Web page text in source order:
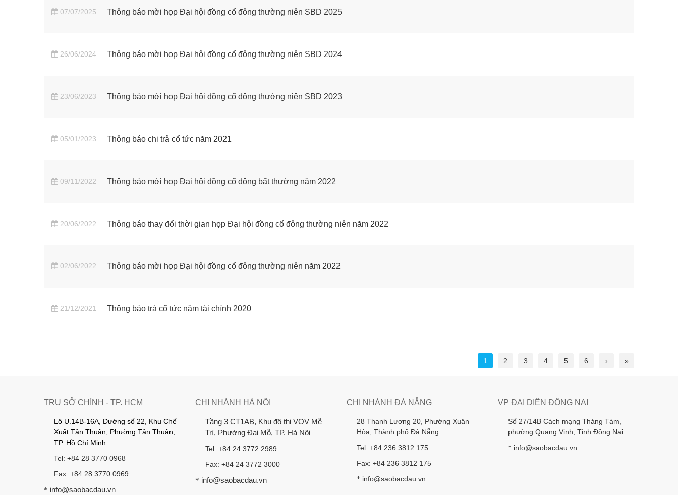
07/07/2025 Thông báo mời họp Đại hội đồng cổ đông thường niên SBD 2025
26/06/2024 Thông báo mời họp Đại hội đồng cổ đông thường niên SBD 2024
23/06/2023 Thông báo mời họp Đại hội đồng cổ đông thường niên SBD 2023
05/01/2023 Thông báo chi trả cổ tức năm 2021
09/11/2022 Thông báo mời họp Đại hội đồng cổ đông bất thường năm 2022
20/06/2022 Thông báo thay đổi thời gian họp Đại hội đồng cổ đông thường niên năm 2022
02/06/2022 Thông báo mời họp Đại hội đồng cổ đông thường niên năm 2022
21/12/2021 Thông báo trả cổ tức năm tài chính 2020
1 2 3 4 5 6 › »
TRỤ SỞ CHÍNH - TP. HCM
Lô U.14B-16A, Đường số 22, Khu Chế
Xuất Tân Thuận, Phường Tân Thuận,
TP. Hồ Chí Minh
Tel: +84 28 3770 0968
Fax: +84 28 3770 0969
* info@saobacdau.vn
CHI NHÁNH HÀ NỘI
Tầng 3 CT1AB, Khu đô thị VOV Mễ
Trì, Phường Đại Mỗ, TP. Hà Nội
Tel: +84 24 3772 2989
Fax: +84 24 3772 3000
* info@saobacdau.vn
CHI NHÁNH ĐÀ NẴNG
28 Thanh Lương 20, Phường Xuân
Hòa, Thành phố Đà Nẵng
Tel: +84 236 3812 175
Fax: +84 236 3812 175
* info@saobacdau.vn
VP ĐẠI DIỆN ĐỒNG NAI
Số 27/14B Cách mạng Tháng Tám,
phường Quang Vinh, Tỉnh Đồng Nai
* info@saobacdau.vn